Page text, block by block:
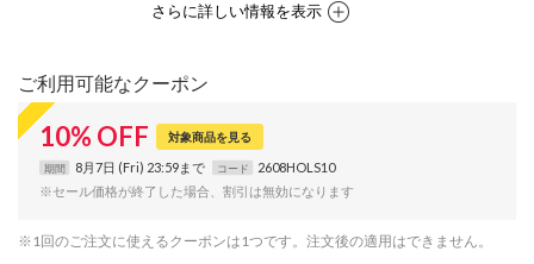
さらに詳しい情報を表示
ご利用可能なクーポン
10% OFF 対象商品を見る
期間 8月7日 (Fri) 23:59まで コード
2608HOLS10
※セール価格が終了した場合、割引は無効になります
※1回のご注文に使えるクーポンは1つです。注文後の適用はできません。